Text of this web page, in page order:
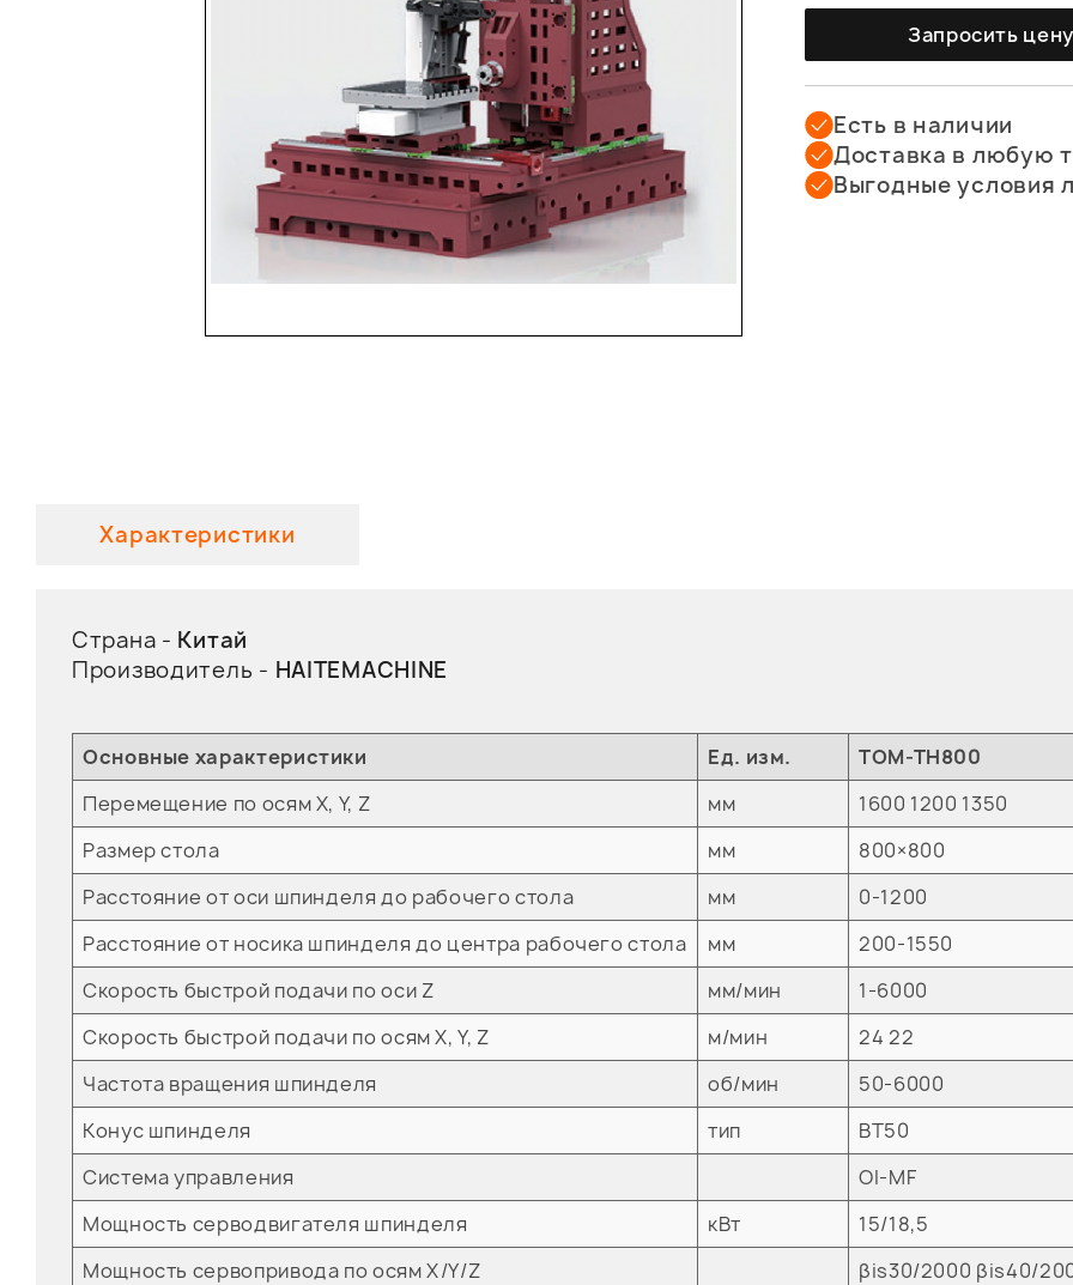
Запросить цену
Есть в наличии
Доставка в любую
Выгодные условия
Характеристики
Страна - Китай
Производитель - HAITEMACHINE
Основные характеристики Ед. изм.
TOM-TH800
Перемещение по осям X, Y, Z
мм
1600 1200 1350
Размер стола
мм
800×800
Расстояние от оси шпинделя до рабочего стола
мм
0-1200
Расстояние от носика шпинделя до центра рабочего стола
мм
200-1550
Скорость быстрой подачи по оси Z
мм/мин
1-6000
Скорость быстрой подачи по осям X, Y, Z
м/мин
24 22
Частота вращения шпинделя
об/мин
50-6000
Конус шпинделя
тип
ВТ50
Система управления
OI-MF
Мощность серводвигателя шпинделя
кВт
15/18,5
Мощность сервопривода по осям X/Y/Z
βis30/2000 βis40/